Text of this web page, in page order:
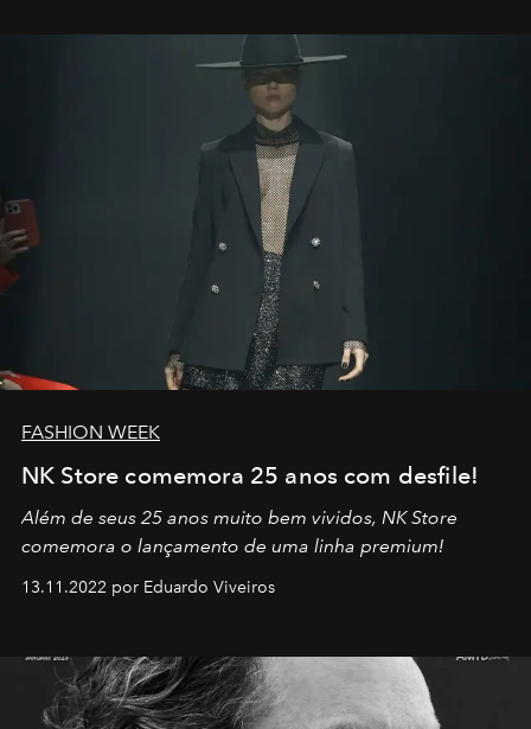
por propósitos, com um claro senso de missão na vida e
FASHION WEEK
NK Store comemora 25 anos com desfile!
Além de seus 25 anos muito bem vividos, NK Store
comemora o lançamento de uma linha premium!
13.11.2022 por Eduardo Viveiros